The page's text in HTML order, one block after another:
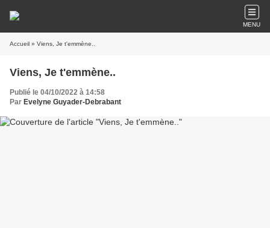
MENU
Accueil » Viens, Je t'emmène..
Viens, Je t'emmène..
Publié le 04/10/2022 à 14:58
Par Evelyne Guyader-Debrabant